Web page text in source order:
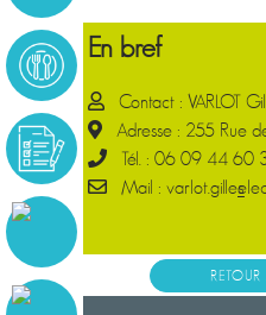
En bref
Contact : VARLOT
Adresse : 255 Rue
Tél. : 06 09 44 60
Mail :